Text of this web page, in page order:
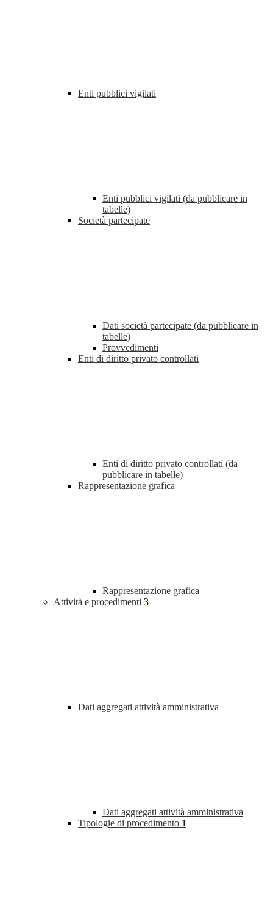
Enti pubblici vigilati
Enti pubblici vigilati (da pubblicare in
tabelle)
Società partecipate
Dati società partecipate (da pubblicare in
tabelle)
Provvedimenti
Enti di diritto privato controllati
Enti di diritto privato controllati (da
pubblicare in tabelle)
Rappresentazione grafica
Rappresentazione grafica
Attività e procedimenti 3
Dati aggregati attività amministrativa
Dati aggregati attività amministrativa
Tipologie di procedimento 1